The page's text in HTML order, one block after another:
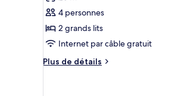
lit
ce
type
de
chambre :
2
4 personnes
2 grands lits
Internet par câble gratuit
Plus de détails
Plus